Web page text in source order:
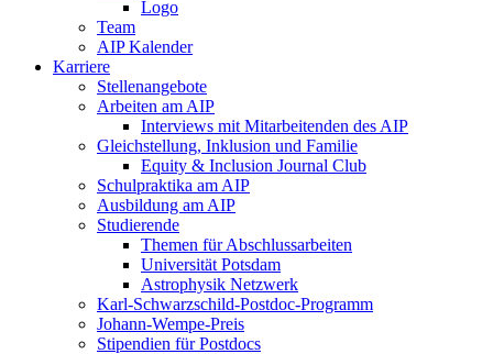
Logo
Team
AIP Kalender
Karriere
Stellenangebote
Arbeiten am AIP
Interviews mit Mitarbeitenden des AIP
Gleichstellung, Inklusion und Familie
Equity & Inclusion Journal Club
Schulpraktika am AIP
Ausbildung am AIP
Studierende
Themen für Abschlussarbeiten
Universität Potsdam
Astrophysik Netzwerk
Karl-Schwarzschild-Postdoc-Programm
Johann-Wempe-Preis
Stipendien für Postdocs